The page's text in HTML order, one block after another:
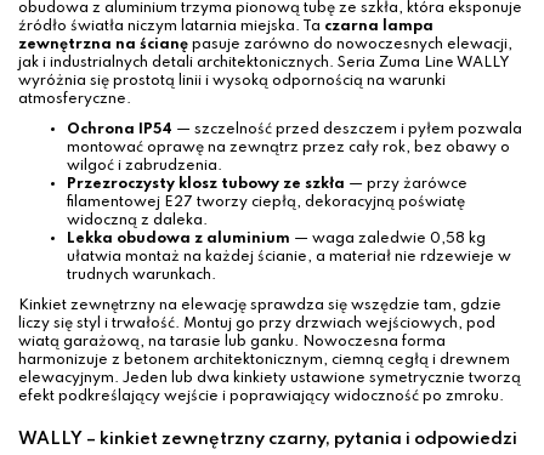
obudowa z aluminium trzyma pionową tubę ze szkła, która eksponuje
źródło światła niczym latarnia miejska. Ta czarna lampa
zewnętrzna na ścianę pasuje zarówno do nowoczesnych elewacji,
jak i industrialnych detali architektonicznych. Seria Zuma Line WALLY
wyróżnia się prostotą linii i wysoką odpornością na warunki
atmosferyczne.
Ochrona IP54 — szczelność przed deszczem i pyłem pozwala
montować oprawę na zewnątrz przez cały rok, bez obawy o
wilgoć i zabrudzenia.
Przezroczysty klosz tubowy ze szkła — przy żarówce
filamentowej E27 tworzy ciepłą, dekoracyjną poświatę
widoczną z daleka.
Lekka obudowa z aluminium — waga zaledwie 0,58 kg
ułatwia montaż na każdej ścianie, a materiał nie rdzewieje w
trudnych warunkach.
Kinkiet zewnętrzny na elewację sprawdza się wszędzie tam, gdzie
liczy się styl i trwałość. Montuj go przy drzwiach wejściowych, pod
wiatą garażową, na tarasie lub ganku. Nowoczesna forma
harmonizuje z betonem architektonicznym, ciemną cegłą i drewnem
elewacyjnym. Jeden lub dwa kinkiety ustawione symetrycznie tworzą
efekt podkreślający wejście i poprawiający widoczność po zmroku.
WALLY – kinkiet zewnętrzny czarny, pytania i odpowiedzi